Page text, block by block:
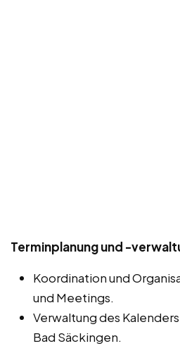
Terminplanung und -
Koordination und
und Meetings.
Verwaltung des
Bad Säckingen.